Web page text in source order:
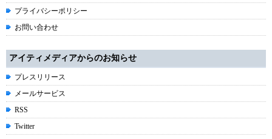
プライバシーポリシー
お問い合わせ
アイティメディアからのお知らせ
プレスリリース
メールサービス
RSS
Twitter